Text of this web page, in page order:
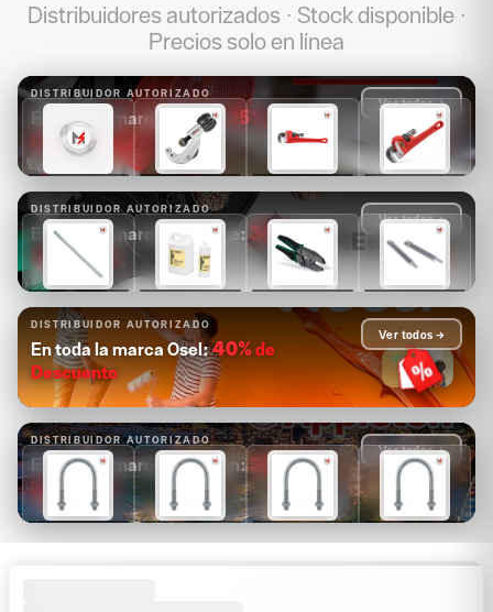
Distribuidores autorizados · Stock disponible ·
Precios solo en línea
DISTRIBUIDOR AUTORIZADO
En toda la marca Ridgid: 25%
Descuento
Ver todos →
$1,261 $817 $878 $985
DISTRIBUIDOR AUTORIZADO
En toda la marca Greenlee: 30%
Descuento
Ver todos →
$10,416 $2,888 $1,752 $1,459
DISTRIBUIDOR AUTORIZADO
En toda la marca Osel:40%de
Descuento
Ver todos →
DISTRIBUIDOR AUTORIZADO
En toda la marca Appleton:30%de
Descuento
Ver todos →
$18 $24 $21 $38